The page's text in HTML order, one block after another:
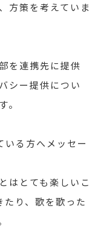
方策を考えていま
を連携先に提供
シー提供につい
す。
る方へメッセー
はとても楽しいこ
り、歌を歌った